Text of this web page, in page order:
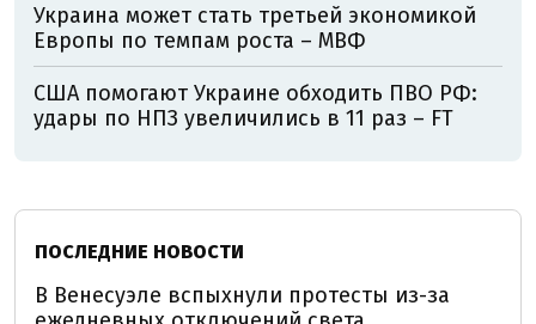
Украина может стать третьей экономикой
Европы по темпам роста – МВФ
США помогают Украине обходить ПВО РФ:
удары по НПЗ увеличились в 11 раз – FT
ПОСЛЕДНИЕ НОВОСТИ
В Венесуэле вспыхнули протесты из-за